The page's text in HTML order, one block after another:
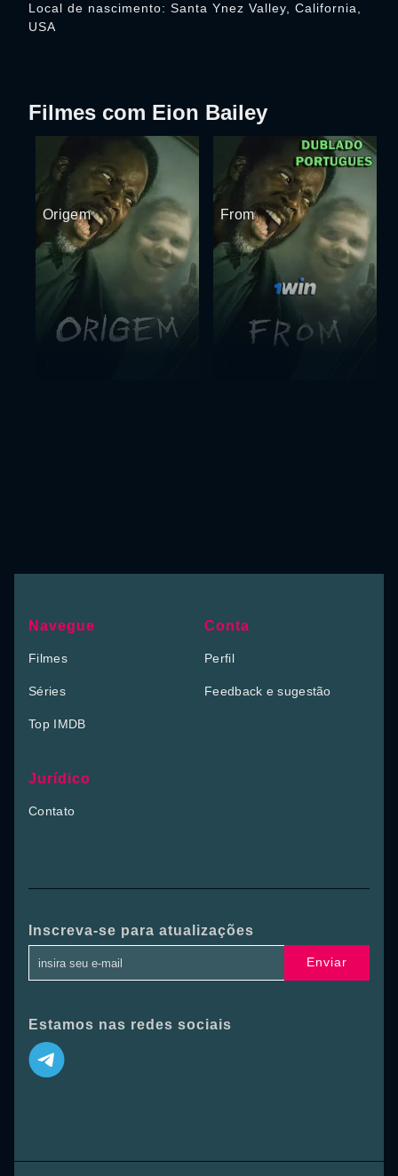
Local de nascimento: Santa Ynez Valley, California,
USA
Filmes com Eion Bailey
Origem From
Navegue
Filmes
Séries
Top IMDB
Conta
Perfil
Feedback e sugestão
Jurídico
Contato
Inscreva-se para atualizações
Enviar
Estamos nas redes sociais